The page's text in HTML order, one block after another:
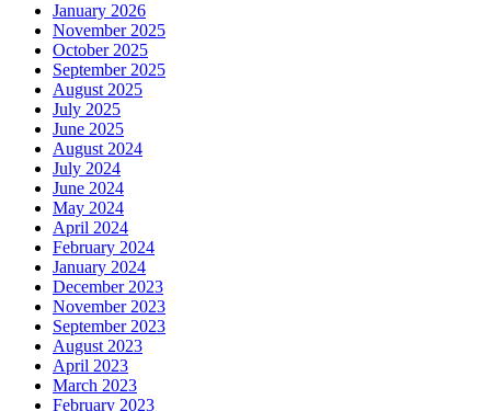
January 2026
November 2025
October 2025
September 2025
August 2025
July 2025
June 2025
August 2024
July 2024
June 2024
May 2024
April 2024
February 2024
January 2024
December 2023
November 2023
September 2023
August 2023
April 2023
March 2023
February 2023